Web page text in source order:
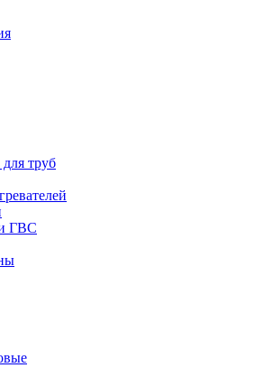
труб
ГВС